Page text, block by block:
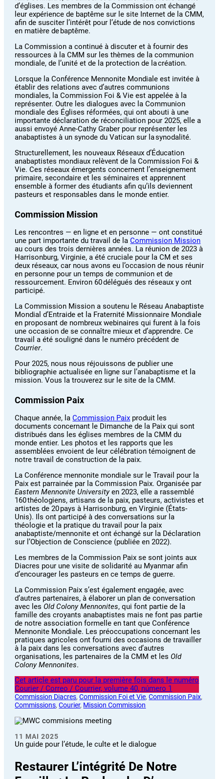
d’églises. Les membres de la Commission ont échangé
leur expérience de baptême sur le site Internet de la CMM,
afin de susciter l’intérêt pour l’étude de nos convictions
en matière de baptême.
La Commission a continué à discuter et à fournir des
ressources à la CMM sur les thèmes de la communion
mondiale, de l’unité et de la protection de la création.
Lorsque la Conférence Mennonite Mondiale est invitée à
établir des relations avec d’autres communions
mondiales, la Commission Foi & Vie est appelée à la
représenter. Outre les dialogues avec la Communion
mondiale des Églises réformées, qui ont abouti à une
importante déclaration de réconciliation pour 2025, elle a
aussi envoyé Anne-Cathy Graber pour représenter les
anabaptistes à un synode du Vatican sur la synodalité.
Structurellement, les nouveaux Réseaux d’Éducation
anabaptistes mondiaux relèvent de la Commission Foi &
Vie. Ces réseaux émergents concernent l’enseignement
primaire, secondaire et les séminaires et apprennent
ensemble à former des étudiants afin qu’ils deviennent
pasteurs et responsables dans le monde entier.
Commission Mission
Les rencontres — en ligne et en personne — ont constitué
une part importante du travail de laCommission Mission
au cours des trois dernières années. La réunion de 2023 à
Harrisonburg, Virginie, a été cruciale pour la CM et ses
deux réseaux, car nous avons eu l’occasion de nous réunir
en personne pour un temps de communion et de
ressourcement. Environ 60 délégués des réseaux y ont
participé.
La Commission Mission a soutenu le Réseau Anabaptiste
Mondial d’Entraide et la Fraternité Missionnaire Mondiale
en proposant de nombreux webinaires qui furent à la fois
une occasion de se connaître mieux et d’apprendre. Ce
travail a été souligné dans le numéro précédent de
Courrier.
Pour 2025, nous nous réjouissons de publier une
bibliographie actualisée en ligne sur l’anabaptisme et la
mission. Vous la trouverez sur le site de la CMM.
Commission Paix
Chaque année, laCommission Paix produit les
documents concernant le Dimanche de la Paix qui sont
distribués dans les églises membres de la CMM du
monde entier. Les photos et les rapports que les
assemblées envoient de leur célébration témoignent de
notre travail de construction de la paix.
La Conférence mennonite mondiale sur le Travail pour la
Paix est parrainée par la Commission Paix. Organisée par
Eastern Mennonite Universityen 2023, elle a rassemblé
160 théologiens, artisans de la paix, pasteurs, activistes et
artistes de 20 pays à Harrisonburg, en Virginie (États-
Unis). Ils ont participé à des conversations sur la
théologie et la pratique du travail pour la paix
anabaptiste/mennonite et ont échangé sur la Déclaration
sur l’Objection de Conscience (publiée en 2022).
Les membres de la Commission Paix se sont joints aux
Diacres pour une visite de solidarité au Myanmar afin
d’encourager les pasteurs en ce temps de guerre.
La Commission Paix s’est également engagée, avec
d’autres partenaires, à élaborer un plan de conversation
avec les Old Colony Mennonites, qui font partie de la
famille des croyants anabaptistes mais ne font pas partie
de notre association formelle en tant que Conférence
Mennonite Mondiale. Les préoccupations concernant les
pratiques agricoles ont fourni des occasions de travailler
à la paix dans les conversations avec d’autres
organisations, les partenaires de la CMM et les Old
Colony Mennonites.
Cet article est paru pour la première fois dans le numéro
Courier / Correo / Courrier, volume 40, número 1
Commission Diacres, Commission Foi et Vie, Commission Paix
Commissions, Courier, Mission Commission
11 MAI 2025
Un guide pour l’étude, le culte et le dialogue
Restaurer L’intégrité De Notre